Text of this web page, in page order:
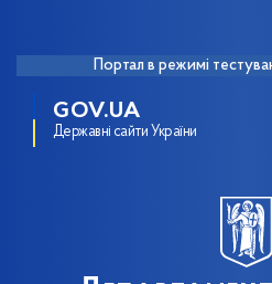
Портал в режимі
GOV.UA
Державні сайти України